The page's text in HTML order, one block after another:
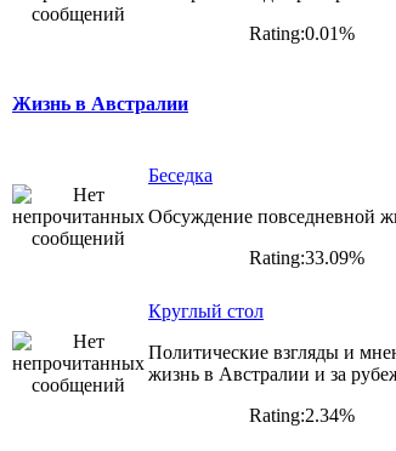
Rating:0.01%
Жизнь в Австралии
Беседка
Обсуждение повседневной
Rating:33.09%
Круглый стол
Политические взгляды и
жизнь в Австралии и за
Rating:2.34%